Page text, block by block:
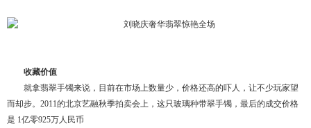
收藏价值
就拿翡翠手镯来说，目前在市场上数量少，价格还高的吓人，让不少玩家望
而却步。2011的北京艺融秋季拍卖会上，这只玻璃种带翠手镯，最后的成交价格
是 1亿零925万人民币